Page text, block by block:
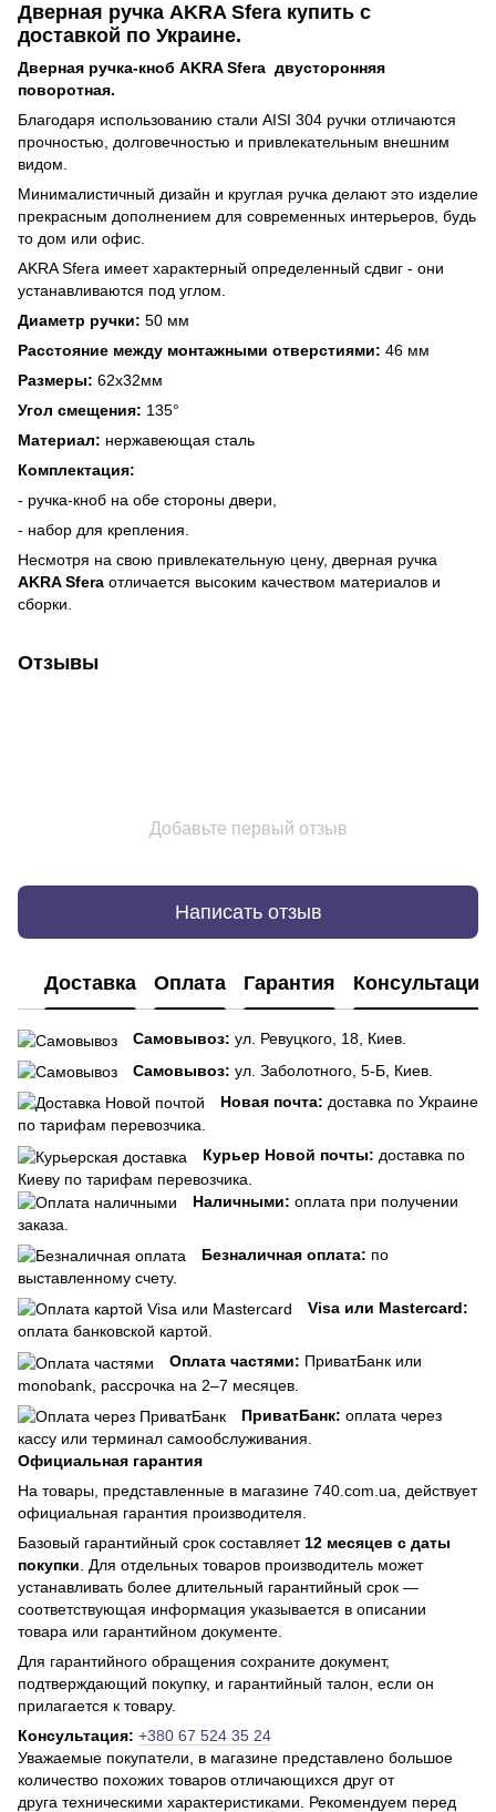
Дверная ручка AKRA Sfera купить с
доставкой по Украине.
Дверная ручка-кноб AKRA Sfera двусторонняя
поворотная.
Благодаря использованию стали AISI 304 ручки отличаются
прочностью, долговечностью и привлекательным внешним
видом.
Минималистичный дизайн и круглая ручка делают это изделие
прекрасным дополнением для современных интерьеров, будь
то дом или офис.
AKRA Sfera имеет характерный определенный сдвиг - они
устанавливаются под углом.
Диаметр ручки: 50 мм
Расстояние между монтажными отверстиями: 46 мм
Размеры: 62x32мм
Угол смещения: 135°
Материал: нержавеющая сталь
Комплектация:
- ручка-кноб на обе стороны двери,
- набор для крепления.
Несмотря на свою привлекательную цену, дверная ручка
AKRA Sfera отличается высоким качеством материалов и
сборки.
Отзывы
Добавьте первый отзыв
Написать отзыв
Доставка Оплата Гарантия Консультация
Самовывоз: ул. Ревуцкого, 18, Киев.
Самовывоз: ул. Заболотного, 5-Б, Киев.
Новая почта: доставка по Украине
по тарифам перевозчика.
Курьер Новой почты: доставка по
Киеву по тарифам перевозчика.
Наличными: оплата при получении
заказа.
Безналичная оплата: по
выставленному счету.
Visa или Mastercard:
оплата банковской картой.
Оплата частями: ПриватБанк или
monobank, рассрочка на 2–7 месяцев.
ПриватБанк: оплата через
кассу или терминал самообслуживания.
Официальная гарантия
На товары, представленные в магазине 740.com.ua, действует
официальная гарантия производителя.
Базовый гарантийный срок составляет 12 месяцев с даты
покупки . Для отдельных товаров производитель может
устанавливать более длительный гарантийный срок —
соответствующая информация указывается в описании
товара или гарантийном документе.
Для гарантийного обращения сохраните документ,
подтверждающий покупку, и гарантийный талон, если он
прилагается к товару.
Консультация: +380 67 524 35 24
Уважаемые покупатели, в магазине представлено большое
количество похожих товаров отличающихся друг от
друга техническими характеристиками. Рекомендуем перед